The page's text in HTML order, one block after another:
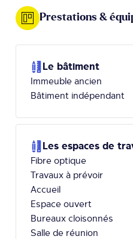
Prestations &
Le bâtiment
Immeuble ancien
Bâtiment indépendant
Les espaces de
Fibre optique
Travaux à prévoir
Accueil
Espace ouvert
Bureaux cloisonnés
Salle de réunion